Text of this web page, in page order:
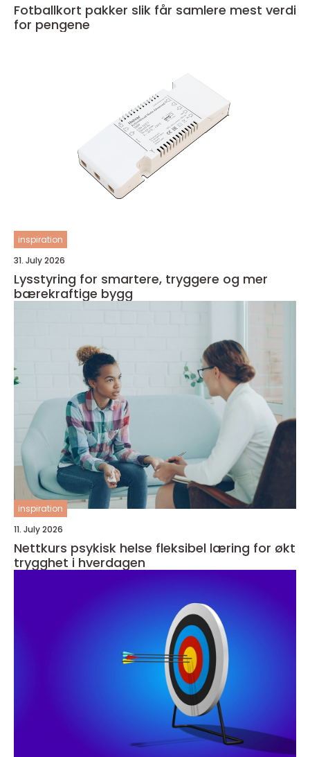
Fotballkort pakker slik får samlere mest verdi
for pengene
inspiration
31. July 2026
Lysstyring for smartere, tryggere og mer
bærekraftige bygg
inspiration
11. July 2026
Nettkurs psykisk helse fleksibel læring for økt
trygghet i hverdagen